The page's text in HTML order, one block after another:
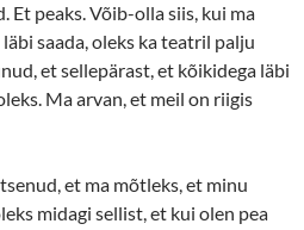
Et peaks. Võib-olla siis, kui ma
saada, oleks ka teatril palju
et sellepärast, et kõikidega läbi
Ma arvan, et meil on riigis
et ma mõtleks, et minu
midagi sellist, et kui olen pea